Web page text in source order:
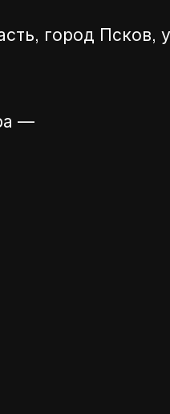
город Псков,
—